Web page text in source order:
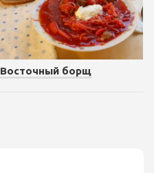
Восточный борщ